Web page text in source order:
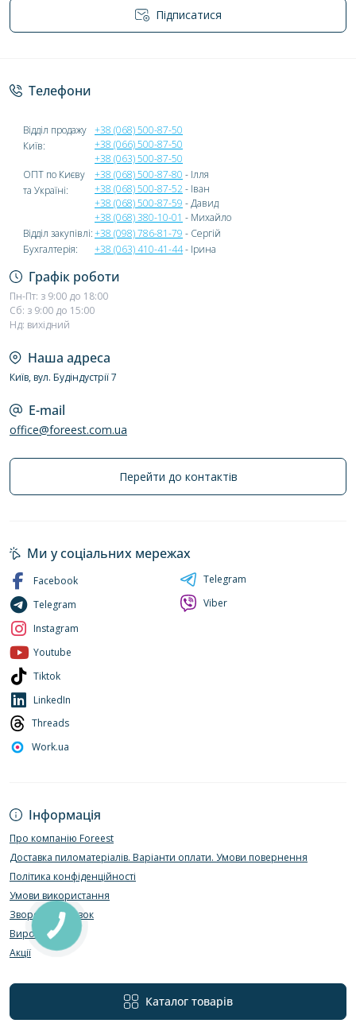
Підписатися
Телефони
Відділ продажу
Київ:
+38 (068) 500-87-50
+38 (066) 500-87-50
+38 (063) 500-87-50
ОПТ по Києву
та Україні:
+38 (068) 500-87-80 - Ілля
+38 (068) 500-87-52- Іван
+38 (068) 500-87-59 - Давид
+38 (068) 380-10-01 - Михайло
Відділ закупівлі:+38 (098) 786-81-79 - Сергій
Бухгалтерія:
+38 (063) 410-41-44- Ірина
Графік роботи
Пн-Пт: з 9:00 до 18:00
Сб: з 9:00 до 15:00
Нд: вихідний
Наша адреса
Київ, вул. Будіндустрії 7
E-mail
office@foreest.com.ua
Перейти до контактів
Інформація
Про компанію Foreest
Доставка пиломатеріалів. Варіанти оплати. Умови повернення
Політика конфіденційності
Умови використання
Зворотній зв’язок
Виробники
Акції
Каталог товарів
Ми у соціальних мережах
Facebook
Telegram
Instagram
Youtube
Tiktok
LinkedIn
Threads
Work.ua
Telegram
Viber